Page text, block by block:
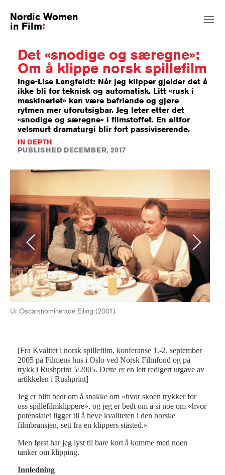
Nordic Women
in Film
Det «snodige og særegne»:
Om å klippe norsk spillefilm
Inge-Lise Langfeldt: Når jeg klipper gjelder det å
ikke bli for teknisk og automatisk. Litt «rusk i
maskineriet» kan være befriende og gjøre
rytmen mer uforutsigbar. Jeg leter etter det
«snodige og særegne» i filmstoffet. En altfor
velsmurt dramaturgi blir fort passiviserende.
IN DEPTH
PUBLISHED DECEMBER, 2017
Previous
Ur Oscarsnominerade Elling (2001).
Next
[Fra Kvalitet i norsk spillefilm, konferanse 1.-2. september
2005 på Filmens hus i Oslo ved Norsk Filmfond og på
trykk i Rushprint 5/2005. Dette er en lett redigert utgave av
artikkelen i Rushprint]
Jeg er blitt bedt om å snakke om «hvor skoen trykker for
oss spillefilmklippere», og jeg er bedt om å si noe om «hvor
potensialet ligger til å heve kvaliteten i den norske
filmbransjen, sett fra en klippers ståsted.»
Men først har jeg lyst til bare kort å komme med noen
tanker om klipping.
Innledning